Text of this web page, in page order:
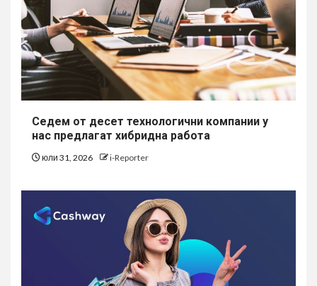
Седем от десет технологични компании у
нас предлагат хибридна работа
юли 31, 2026 i-Reporter